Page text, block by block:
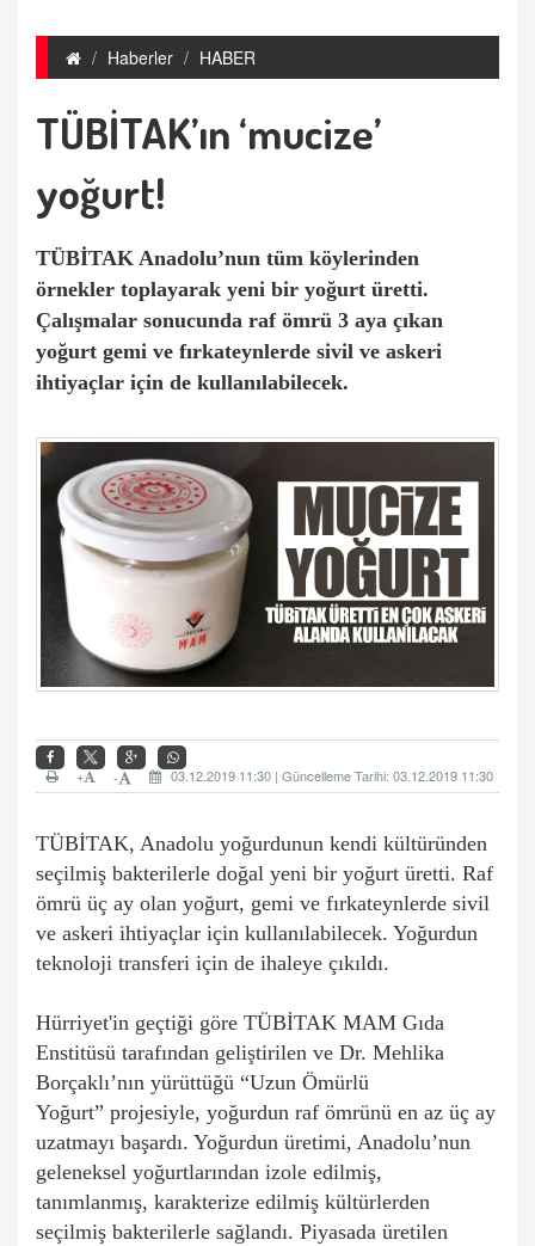
Haberler HABER
TÜBİTAK’ın ‘mucize’
yoğurt!
TÜBİTAK Anadolu’nun tüm köylerinden
örnekler toplayarak yeni bir yoğurt üretti.
Çalışmalar sonucunda raf ömrü 3 aya çıkan
yoğurt gemi ve fırkateynlerde sivil ve askeri
ihtiyaçlar için de kullanılabilecek.
03.12.2019 11:30 | Güncelleme Tarihi: 03.12.2019 11:30
-
+
TÜBİTAK, Anadolu yoğurdunun kendi kültüründen
seçilmiş bakterilerle doğal yeni bir yoğurt üretti. Raf
ömrü üç ay olan yoğurt, gemi ve fırkateynlerde sivil
ve askeri ihtiyaçlar için kullanılabilecek. Yoğurdun
teknoloji transferi için de ihaleye çıkıldı.
Hürriyet'in geçtiği göre TÜBİTAK MAM Gıda
Enstitüsü tarafından geliştirilen ve Dr. Mehlika
Borçaklı’nın yürüttüğü “Uzun Ömürlü
Yoğurt” projesiyle, yoğurdun raf ömrünü en az üç ay
uzatmayı başardı. Yoğurdun üretimi, Anadolu’nun
geleneksel yoğurtlarından izole edilmiş,
tanımlanmış, karakterize edilmiş kültürlerden
seçilmiş bakterilerle sağlandı. Piyasada üretilen